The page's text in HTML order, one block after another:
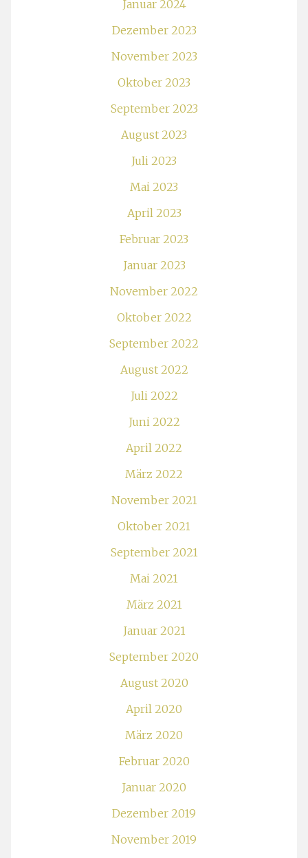
Januar 2024
Dezember 2023
November 2023
Oktober 2023
September 2023
August 2023
Juli 2023
Mai 2023
April 2023
Februar 2023
Januar 2023
November 2022
Oktober 2022
September 2022
August 2022
Juli 2022
Juni 2022
April 2022
März 2022
November 2021
Oktober 2021
September 2021
Mai 2021
März 2021
Januar 2021
September 2020
August 2020
April 2020
März 2020
Februar 2020
Januar 2020
Dezember 2019
November 2019